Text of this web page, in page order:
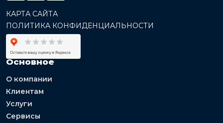
КАРТА САЙТА
ПОЛИТИКА КОНФИДЕНЦИАЛЬНОСТИ
Основное
О компании
Клиентам
Услуги
Сервисы